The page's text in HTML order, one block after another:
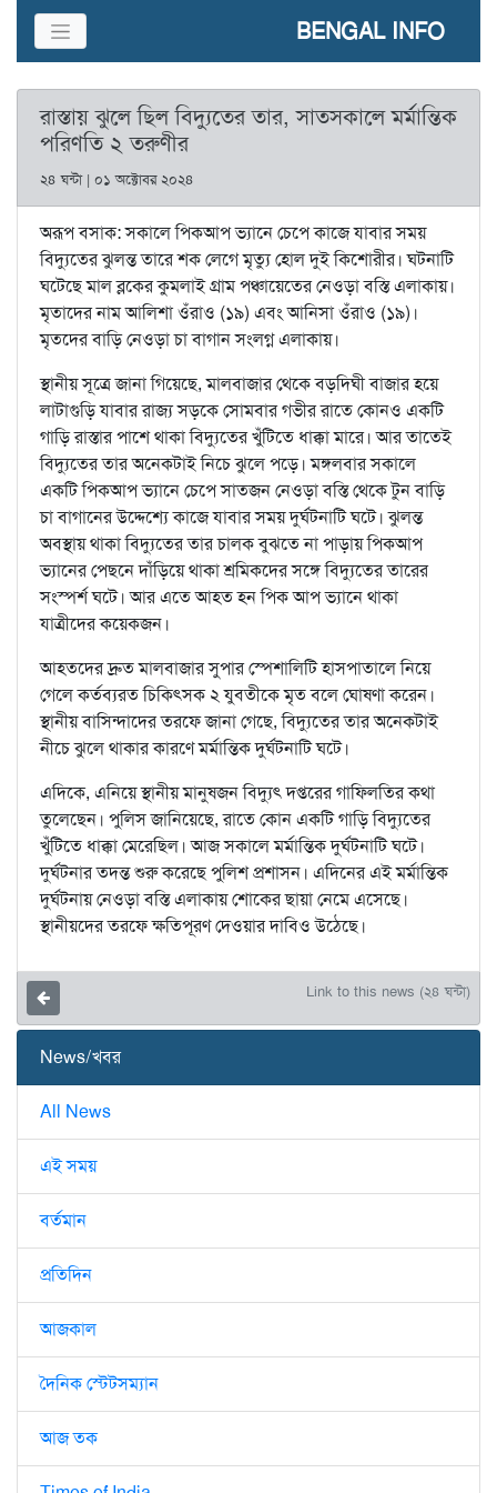
BENGAL INFO
রাস্তায় ঝুলে ছিল বিদ্যুতের তার, সাতসকালে মর্মান্তিক
পরিণতি ২ তরুণীর
২৪ ঘন্টা | ০১ অক্টোবর ২০২৪
অরূপ বসাক: সকালে পিকআপ ভ্যানে চেপে কাজে যাবার সময়
বিদ্যুতের ঝুলন্ত তারে শক লেগে মৃত্যু হোল দুই কিশোরীর। ঘটনাটি
ঘটেছে মাল ব্লকের কুমলাই গ্রাম পঞ্চায়েতের নেওড়া বস্তি এলাকায়।
মৃতাদের নাম আলিশা ওঁরাও (১৯) এবং আনিসা ওঁরাও (১৯)।
মৃতদের বাড়ি নেওড়া চা বাগান সংলগ্ন এলাকায়।
স্থানীয় সূত্রে জানা গিয়েছে, মালবাজার থেকে বড়দিঘী বাজার হয়ে
লাটাগুড়ি যাবার রাজ্য সড়কে সোমবার গভীর রাতে কোনও একটি
গাড়ি রাস্তার পাশে থাকা বিদ্যুতের খুঁটিতে ধাক্কা মারে। আর তাতেই
বিদ্যুতের তার অনেকটাই নিচে ঝুলে পড়ে। মঙ্গলবার সকালে
একটি পিকআপ ভ্যানে চেপে সাতজন নেওড়া বস্তি থেকে টুন বাড়ি
চা বাগানের উদ্দেশ্যে কাজে যাবার সময় দুর্ঘটনাটি ঘটে। ঝুলন্ত
অবস্থায় থাকা বিদ্যুতের তার চালক বুঝতে না পাড়ায় পিকআপ
ভ্যানের পেছনে দাঁড়িয়ে থাকা শ্রমিকদের সঙ্গে বিদ্যুতের তারের
সংস্পর্শ ঘটে। আর এতে আহত হন পিক আপ ভ্যানে থাকা
যাত্রীদের কয়েকজন।
আহতদের দ্রুত মালবাজার সুপার স্পেশালিটি হাসপাতালে নিয়ে
গেলে কর্তব্যরত চিকিৎসক ২ যুবতীকে মৃত বলে ঘোষণা করেন।
স্থানীয় বাসিন্দাদের তরফে জানা গেছে, বিদ্যুতের তার অনেকটাই
নীচে ঝুলে থাকার কারণে মর্মান্তিক দুর্ঘটনাটি ঘটে।
এদিকে, এনিয়ে স্থানীয় মানুষজন বিদ্যুৎ দপ্তরের গাফিলতির কথা
তুলেছেন। পুলিস জানিয়েছে, রাতে কোন একটি গাড়ি বিদ্যুতের
খুঁটিতে ধাক্কা মেরেছিল। আজ সকালে মর্মান্তিক দুর্ঘটনাটি ঘটে।
দুর্ঘটনার তদন্ত শুরু করেছে পুলিশ প্রশাসন। এদিনের এই মর্মান্তিক
দুর্ঘটনায় নেওড়া বস্তি এলাকায় শোকের ছায়া নেমে এসেছে।
স্থানীয়দের তরফে ক্ষতিপূরণ দেওয়ার দাবিও উঠেছে।
Link to this news (২৪ ঘন্টা)
News/খবর
All News
এই সময়
বর্তমান
প্রতিদিন
আজকাল
দৈনিক স্টেটসম্যান
আজ তক